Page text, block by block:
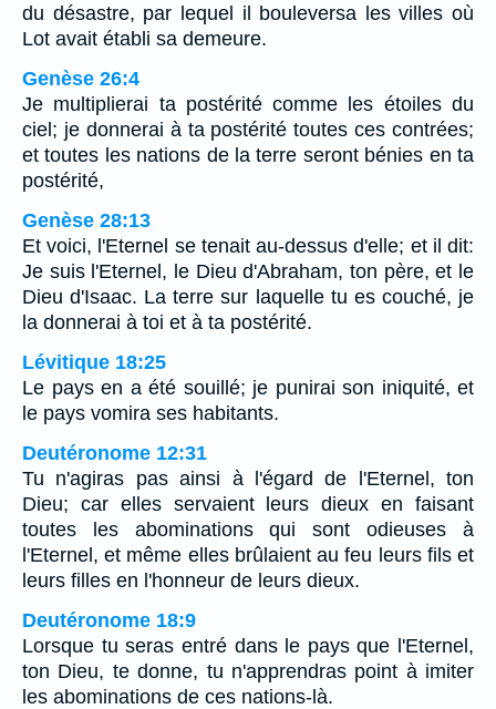
du désastre, par lequel il bouleversa les villes où
Lot avait établi sa demeure.
Genèse 26:4
Je multiplierai ta postérité comme les étoiles du
ciel; je donnerai à ta postérité toutes ces contrées;
et toutes les nations de la terre seront bénies en ta
postérité,
Genèse 28:13
Et voici, l'Eternel se tenait au-dessus d'elle; et il dit:
Je suis l'Eternel, le Dieu d'Abraham, ton père, et le
Dieu d'Isaac. La terre sur laquelle tu es couché, je
la donnerai à toi et à ta postérité.
Lévitique 18:25
Le pays en a été souillé; je punirai son iniquité, et
le pays vomira ses habitants.
Deutéronome 12:31
Tu n'agiras pas ainsi à l'égard de l'Eternel, ton
Dieu; car elles servaient leurs dieux en faisant
toutes les abominations qui sont odieuses à
l'Eternel, et même elles brûlaient au feu leurs fils et
leurs filles en l'honneur de leurs dieux.
Deutéronome 18:9
Lorsque tu seras entré dans le pays que l'Eternel,
ton Dieu, te donne, tu n'apprendras point à imiter
les abominations de ces nations-là.